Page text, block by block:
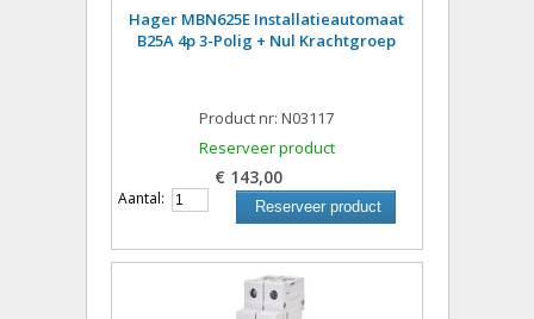
Hager MBN625E Installatieautomaat
B25A 4p 3-Polig + Nul Krachtgroep
Product nr: N03117
Reserveer product
€ 143,00
Aantal: Reserveer product